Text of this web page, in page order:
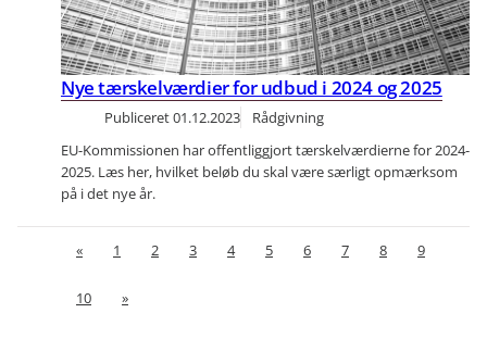
Nye tærskelværdier for udbud i 2024 og 2025
Publiceret01.12.2023
Rådgivning
EU-Kommissionen har offentliggjort tærskelværdierne for 2024-
2025. Læs her, hvilket beløb du skal være særligt opmærksom
på i det nye år.
« 1 2 3 4 5 6 7 8 9
10 »